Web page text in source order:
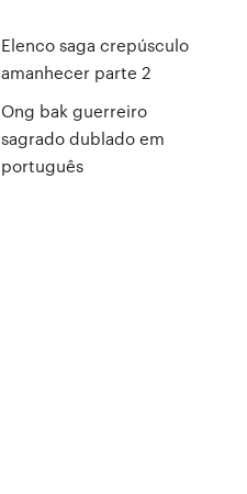
Elenco saga crepúsculo
amanhecer parte 2
Ong bak guerreiro
sagrado dublado em
português